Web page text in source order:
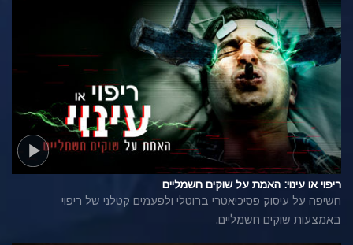
ריפוי או עינוי: האמת על שוקים חשמליים
חשיפה על עיסוק פסיכיאטרי ברוטלי ולפעמים קטלני של ריפוי
באמצעות שוקים חשמליים.